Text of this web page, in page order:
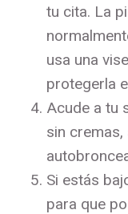
tu cita. La
usa una
protegerla
Acude a tu
sin cremas,
Si estás
para que